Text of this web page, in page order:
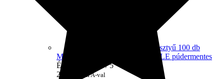
Nitril kesztyű 100 db
MERCATOR CLASSIC NITRILE púdermentes
Értékelés:
/ 5
2 190
ÁFA-val